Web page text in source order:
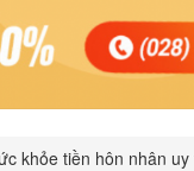
khỏe tiền hôn nhân